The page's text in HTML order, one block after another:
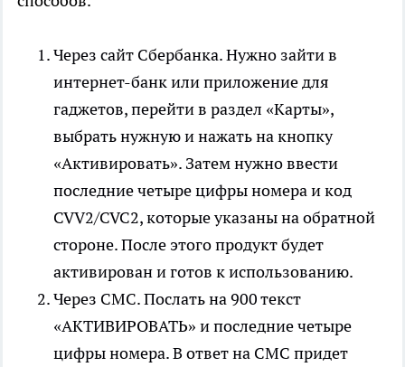
Через сайт Сбербанка. Нужно зайти в
интернет-банк или приложение для
гаджетов, перейти в раздел «Карты»,
выбрать нужную и нажать на кнопку
«Активировать». Затем нужно ввести
последние четыре цифры номера и код
CVV2/CVC2, которые указаны на обратной
стороне. После этого продукт будет
активирован и готов к использованию.
Через СМС. Послать на 900 текст
«АКТИВИРОВАТЬ» и последние четыре
цифры номера. В ответ на СМС придет